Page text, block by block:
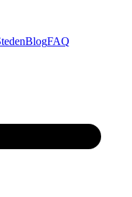
BlogFAQ